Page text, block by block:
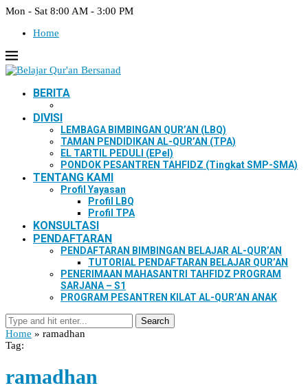
Mon - Sat 8:00 AM - 3:00 PM
Home
BERITA
DIVISI
LEMBAGA BIMBINGAN QUR’AN (LBQ)
TAMAN PENDIDIKAN AL-QUR’AN (TPA)
EL TARTIL PEDULI (EPel)
PONDOK PESANTREN TAHFIDZ (Tingkat SMP-SMA)
TENTANG KAMI
Profil Yayasan
Profil LBQ
Profil TPA
KONSULTASI
PENDAFTARAN
PENDAFTARAN BIMBINGAN BELAJAR AL-QUR’AN
TUTORIAL PENDAFTARAN BELAJAR QUR’AN
PENERIMAAN MAHASANTRI TAHFIDZ PROGRAM
SARJANA – S1
PROGRAM PESANTREN KILAT AL-QUR’AN ANAK
Search
Home » ramadhan
Tag:
ramadhan